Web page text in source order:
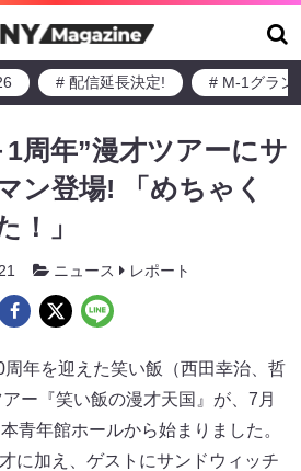
# 配信延長決定! # M-1グラン
周年”漫才ツアーにサ
ン登場! 「めちゃく
！」
ニュース レポート
年を迎えた笑い飯（西田幸治、哲
ー『笑い飯の漫才天国』が、7月
青年館ホールから始まりました。
に加え、ゲストにサンドウィッチ